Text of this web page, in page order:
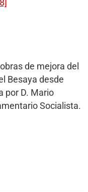
de mejora del
Besaya desde
por D. Mario
Socialista.